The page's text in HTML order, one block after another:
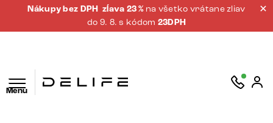
Nákupy bez DPH zĺava 23 % na všetko vrátane zliav
do 9. 8. s kódom 23DPH
Menu